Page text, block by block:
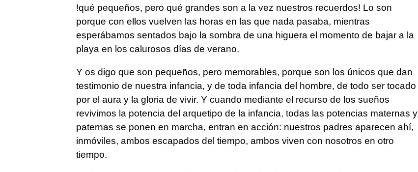
!qué pequeños, pero qué grandes son a la vez nuestros recuerdos! Lo son
porque con ellos vuelven las horas en las que nada pasaba, mientras
esperábamos sentados bajo la sombra de una higuera el momento de bajar a la
playa en los calurosos días de verano.
Y os digo que son pequeños, pero memorables, porque son los únicos que dan
testimonio de nuestra infancia, y de toda infancia del hombre, de todo ser tocado
por el aura y la gloria de vivir. Y cuando mediante el recurso de los sueños
revivimos la potencia del arquetipo de la infancia, todas las potencias maternas y
paternas se ponen en marcha, entran en acción: nuestros padres aparecen ahí,
inmóviles, ambos escapados del tiempo, ambos viven con nosotros en otro
tiempo.